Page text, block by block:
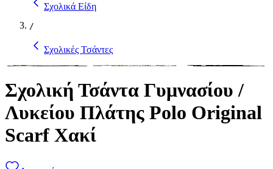
Σχολικά Είδη
/
Σχολικές Τσάντες
Σχολική Τσάντα Γυμνασίου /
Λυκείου Πλάτης Polo Original
Scarf Χακί